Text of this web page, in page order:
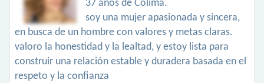
37 años de Colima.
soy una mujer apasionada y sincera,
en busca de un hombre con valores y metas claras.
valoro la honestidad y la lealtad, y estoy lista para
construir una relación estable y duradera basada en el
respeto y la confianza